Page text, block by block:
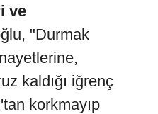
ve
"Durmak
kaldığı iğrenç
korkmayıp